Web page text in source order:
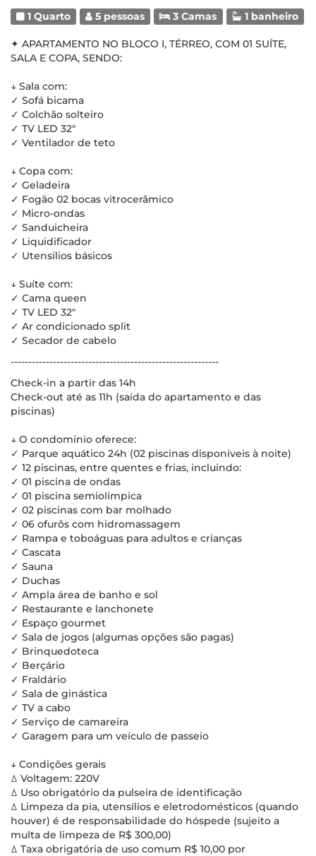
1 Quarto 5 pessoas 3 Camas 1 banheiro
✦ APARTAMENTO NO BLOCO I, TÉRREO, COM 01 SUÍTE,
SALA E COPA, SENDO:
↓ Sala com:
✓ Sofá bicama
✓ Colchão solteiro
✓ TV LED 32"
✓ Ventilador de teto
↓ Copa com:
✓ Geladeira
✓ Fogão 02 bocas vitrocerâmico
✓ Micro-ondas
✓ Sanduicheira
✓ Liquidificador
✓ Utensílios básicos
↓ Suíte com:
✓ Cama queen
✓ TV LED 32"
✓ Ar condicionado split
✓ Secador de cabelo
-----------------------------------------------------------
Check-in a partir das 14h
Check-out até as 11h (saída do apartamento e das
piscinas)
↓ O condomínio oferece:
✓ Parque aquático 24h (02 piscinas disponíveis à noite)
✓ 12 piscinas, entre quentes e frias, incluindo:
✓ 01 piscina de ondas
✓ 01 piscina semiolímpica
✓ 02 piscinas com bar molhado
✓ 06 ofurôs com hidromassagem
✓ Rampa e toboáguas para adultos e crianças
✓ Cascata
✓ Sauna
✓ Duchas
✓ Ampla área de banho e sol
✓ Restaurante e lanchonete
✓ Espaço gourmet
✓ Sala de jogos (algumas opções são pagas)
✓ Brinquedoteca
✓ Berçário
✓ Fraldário
✓ Sala de ginástica
✓ TV a cabo
✓ Serviço de camareira
✓ Garagem para um veículo de passeio
↓ Condições gerais
ꕔ Voltagem: 220V
ꕔ Uso obrigatório da pulseira de identificação
ꕔ Limpeza da pia, utensílios e eletrodomésticos (quando
houver) é de responsabilidade do hóspede (sujeito a
multa de limpeza de R$ 300,00)
ꕔ Taxa obrigatória de uso comum R$ 10,00 por